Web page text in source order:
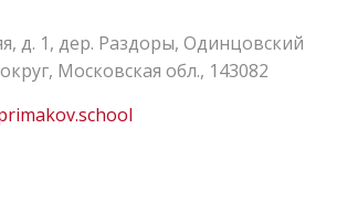
д. 1, дер. Раздоры, Одинцовский
Московская обл., 143082